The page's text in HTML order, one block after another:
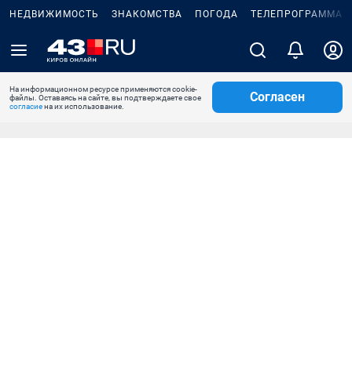
НЕДВИЖИМОСТЬ ЗНАКОМСТВА ПОГОДА ТЕЛЕПРОГРАММА
На информационном ресурсе применяются cookie-
файлы. Оставаясь на сайте, вы подтверждаете свое
согласиена их использование.
Согласен